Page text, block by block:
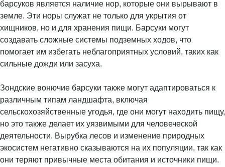
барсуков является наличие нор, которые они вырывают в
земле. Эти норы служат не только для укрытия от
хищников, но и для хранения пищи. Барсуки могут
создавать сложные системы подземных ходов, что
помогает им избегать неблагоприятных условий, таких как
сильные дожди или засуха.
Зондские вонючие барсуки также могут адаптироваться к
различным типам ландшафта, включая
сельскохозяйственные угодья, где они могут находить пищу,
но это также делает их уязвимыми для человеческой
деятельности. Вырубка лесов и изменение природных
экосистем негативно сказываются на их популяции, так как
они теряют привычные места обитания и источники пищи.